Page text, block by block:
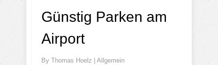
Günstig Parken am
Airport
By Thomas Hoelz Allgemein